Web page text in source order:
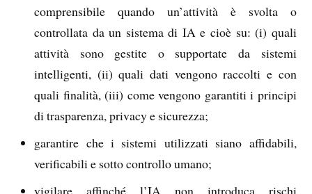
comprensibile quando un’attività è svolta o
controllata da un sistema di IA e cioè su: (i) quali
attività sono gestite o supportate da sistemi
intelligenti, (ii) quali dati vengono raccolti e con
quali finalità, (iii) come vengono garantiti i principi
di trasparenza, privacy e sicurezza;
garantire che i sistemi utilizzati siano affidabili,
verificabili e sotto controllo umano;